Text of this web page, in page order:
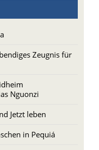
Zeugnis für
Nguonzi
Jetzt leben
in Pequiá